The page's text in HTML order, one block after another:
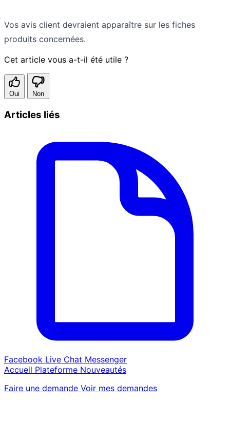
Vos avis client devraient apparaître sur les fiches
produits concernées.
Cet article vous a-t-il été utile ?
Oui Non
Articles liés
Facebook Live Chat Messenger
Accueil Plateforme Nouveautés
Faire une demande Voir mes demandes